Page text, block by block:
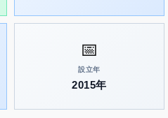
📅
設立年
2015年